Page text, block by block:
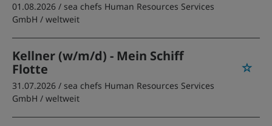
01.08.2026 / sea chefs Human Resources Services
GmbH / weltweit
Kellner (w/m/d) - Mein Schiff
Flotte
31.07.2026 / sea chefs Human Resources Services
GmbH / weltweit